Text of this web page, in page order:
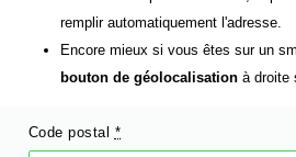
remplir automatiquement l'adresse.
Encore mieux si vous êtes sur un
bouton de géolocalisation à droite
Code postal *